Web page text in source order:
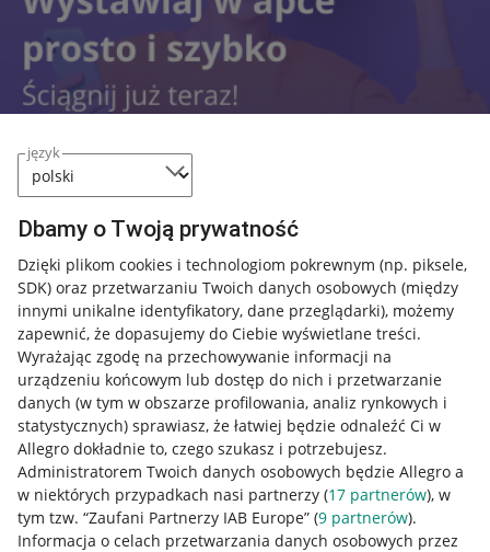
język
Dbamy o Twoją prywatność
Dzięki plikom cookies i technologiom pokrewnym (np. piksele,
SDK) oraz przetwarzaniu Twoich danych osobowych (między
innymi unikalne identyfikatory, dane przeglądarki), możemy
zapewnić, że dopasujemy do Ciebie wyświetlane treści.
Wyrażając zgodę na przechowywanie informacji na
urządzeniu końcowym lub dostęp do nich i przetwarzanie
danych (w tym w obszarze profilowania, analiz rynkowych i
statystycznych) sprawiasz, że łatwiej będzie odnaleźć Ci w
Allegro dokładnie to, czego szukasz i potrzebujesz.
Administratorem Twoich danych osobowych będzie Allegro a
w niektórych przypadkach nasi partnerzy (17 partnerów), w
tym tzw. “Zaufani Partnerzy IAB Europe” (9 partnerów).
Informacja o celach przetwarzania danych osobowych przez
Przydatne informacje
Jak to działa
Napisz do nas
Allegro Gadane dla sprzedających
Allegro Gadane dla kupujących
Mapa miejscowości
Informacje prawne